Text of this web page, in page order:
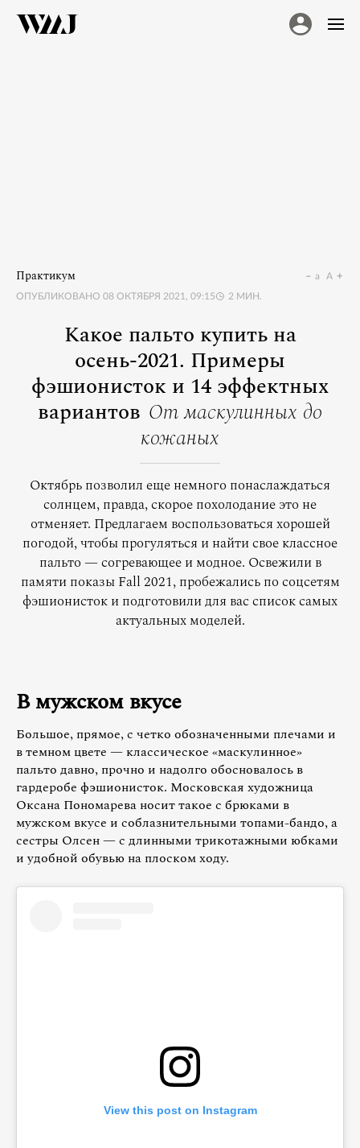
Практикум
ОПУБЛИКОВАНО 08 ОКТЯБРЯ 2021, 09:15 2 МИН.
a A
Какое пальто купить на
осень-2021. Примеры
фэшионисток и 14 эффектных
вариантов От маскулинных до
кожаных
Октябрь позволил еще немного понаслаждаться
солнцем, правда, скорое похолодание это не
отменяет. Предлагаем воспользоваться хорошей
погодой, чтобы прогуляться и найти свое классное
пальто — согревающее и модное. Освежили в
памяти показы Fall 2021, пробежались по соцсетям
фэшионисток и подготовили для вас список самых
актуальных моделей.
В мужском вкусе
Большое, прямое, с четко обозначенными плечами и
в темном цвете — классическое «маскулинное»
пальто давно, прочно и надолго обосновалось в
гардеробе фэшионисток. Московская художница
Оксана Пономарева носит такое с брюками в
мужском вкусе и соблазнительными топами-бандо, а
сестры Олсен — с длинными трикотажными юбками
и удобной обувью на плоском ходу.
View this post on Instagram